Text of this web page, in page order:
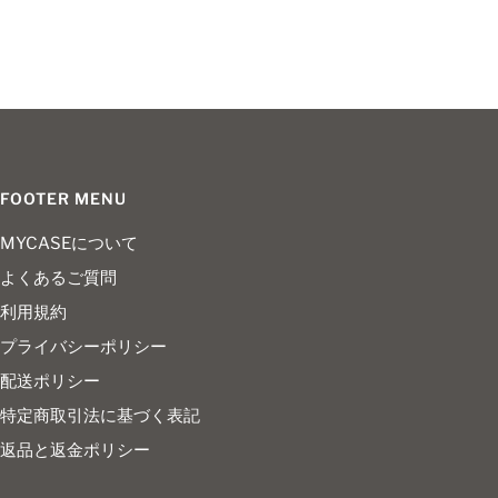
FOOTER MENU
MYCASEについて
よくあるご質問
利用規約
プライバシーポリシー
配送ポリシー
特定商取引法に基づく表記
返品と返金ポリシー